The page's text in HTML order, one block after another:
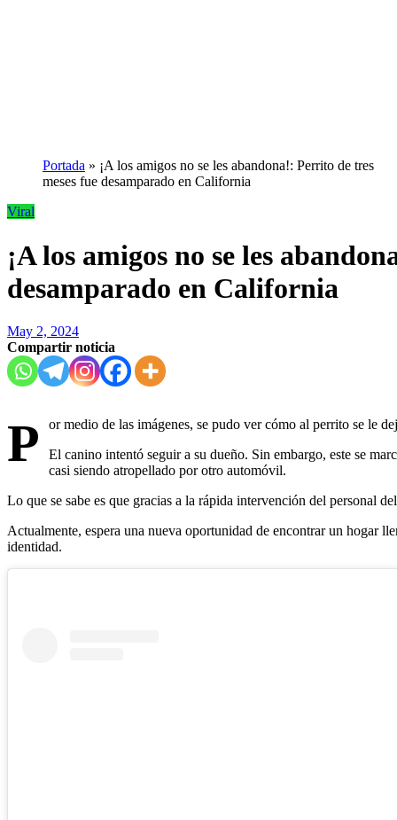
Portada » ¡A los amigos no se les abandona!: Perrito de tres
meses fue desamparado en California
Viral
¡A los amigos no se les
desamparado en California
May 2, 2024
Compartir noticia
P
or medio de las imágenes, se pudo ver cómo al perrito se le
El canino intentó seguir a su dueño. Sin embargo, este se
casi siendo atropellado por otro automóvil.
Lo que se sabe es que gracias a la rápida intervención del personal
Actualmente, espera una nueva oportunidad de encontrar un hogar
identidad.